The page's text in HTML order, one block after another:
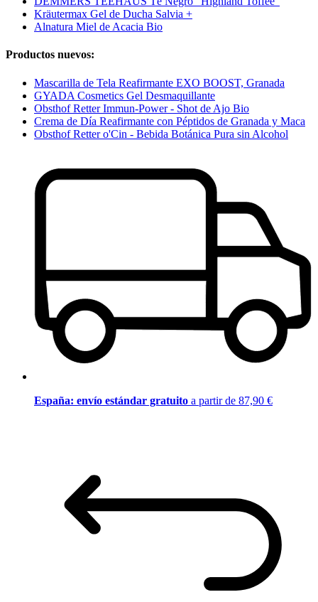
Kräutermax Gel de Ducha Salvia +
Alnatura Miel de Acacia Bio
Productos nuevos:
Mascarilla de Tela Reafirmante EXO BOOST, Granada
GYADA Cosmetics Gel Desmaquillante
Obsthof Retter Immun-Power - Shot de Ajo Bio
Crema de Día Reafirmante con Péptidos de Granada y Maca
Obsthof Retter o'Cin - Bebida Botánica Pura sin Alcohol
España: envío estándar gratuito a partir de 87,90 €